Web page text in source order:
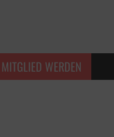
MITGLIED WERDEN